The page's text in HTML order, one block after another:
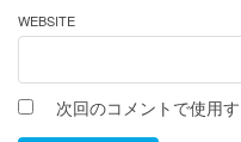
WEBSITE
次回のコメントで使用